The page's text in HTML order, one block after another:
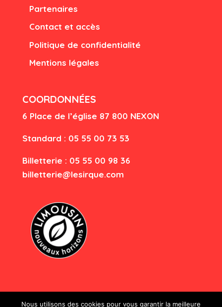
Partenaires
Contact et accès
Politique de confidentialité
Mentions légales
COORDONNÉES
6 Place de l’église 87 800 NEXON
Standard : 05 55 00 73 53
Billetterie : 05 55 00 98 36
billetterie@lesirque.com
Nous utilisons des cookies pour vous garantir la meilleure